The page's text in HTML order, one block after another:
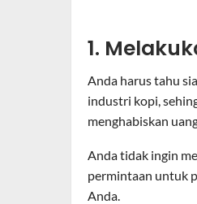
1.
Anda harus tahu
industri kopi,
menghabiskan
Anda tidak ingin
permintaan untuk
Anda.